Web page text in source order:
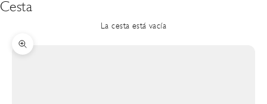
Cesta
La cesta está vacía
Zoom